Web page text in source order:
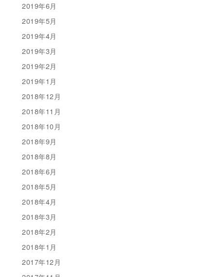
2019年6月
2019年5月
2019年4月
2019年3月
2019年2月
2019年1月
2018年12月
2018年11月
2018年10月
2018年9月
2018年8月
2018年6月
2018年5月
2018年4月
2018年3月
2018年2月
2018年1月
2017年12月